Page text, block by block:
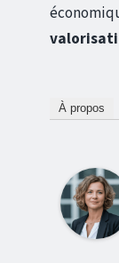
À propos